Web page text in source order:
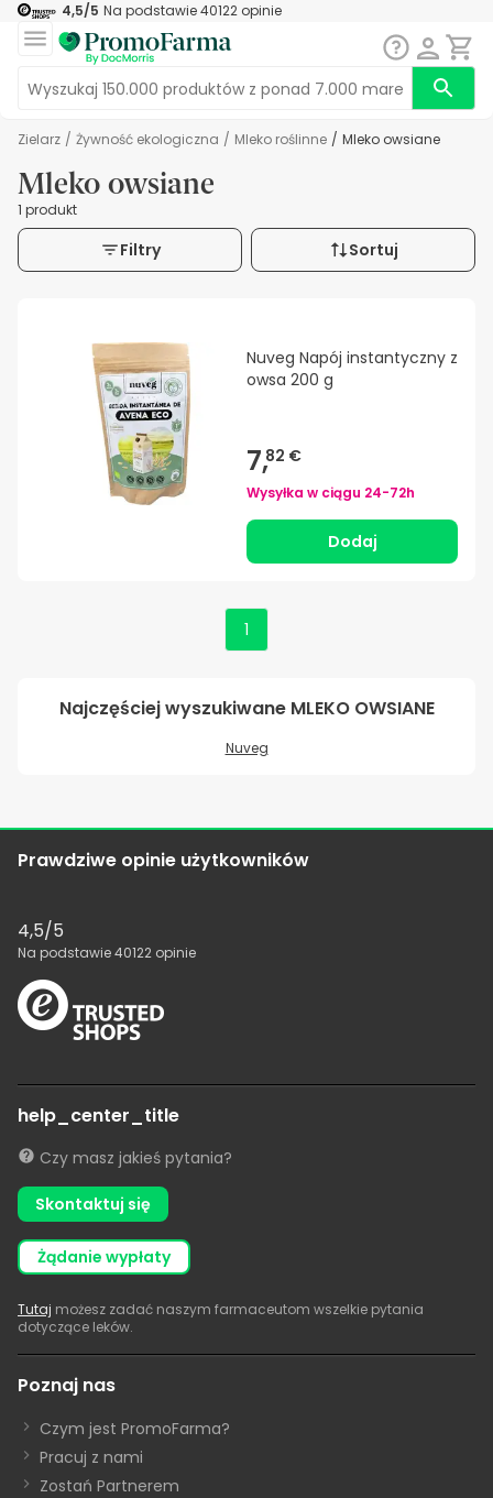
4,5/5 Na podstawie40122 opinie
Zielarz / Żywność ekologiczna / Mleko roślinne / Mleko owsiane
Mleko owsiane
1 produkt
Filtry Sortuj
Nuveg Napój instantyczny z
owsa 200 g
7,82 €
Wysyłka w ciągu 24-72h
Dodaj
1
Najczęściej wyszukiwane MLEKO OWSIANE
Nuveg
Prawdziwe opinie użytkowników
4,5/5
Na podstawie40122 opinie
help_center_title
Czy masz jakieś pytania?
Skontaktuj się
żądanie wypłaty
Tutaj możesz zadać naszym farmaceutom wszelkie pytania
dotyczące leków.
Poznaj nas
Czym jest PromoFarma?
Pracuj z nami
Zostań Partnerem